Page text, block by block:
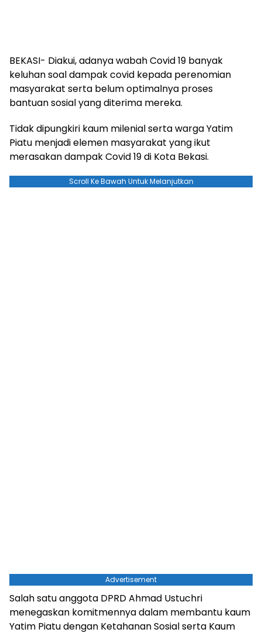
BEKASI- Diakui, adanya wabah Covid 19 banyak
keluhan soal dampak covid kepada perenomian
masyarakat serta belum optimalnya proses
bantuan sosial yang diterima mereka.
Tidak dipungkiri kaum milenial serta warga Yatim
Piatu menjadi elemen masyarakat yang ikut
merasakan dampak Covid 19 di Kota Bekasi.
Scroll Ke Bawah Untuk Melanjutkan
Advertisement
Salah satu anggota DPRD Ahmad Ustuchri
menegaskan komitmennya dalam membantu kaum
Yatim Piatu dengan Ketahanan Sosial serta Kaum